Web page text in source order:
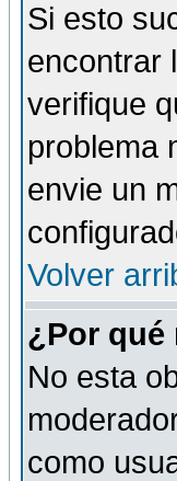
Si esto
encontrar
verifique
problema
envie un
Volver
¿Por qué
No esta
como